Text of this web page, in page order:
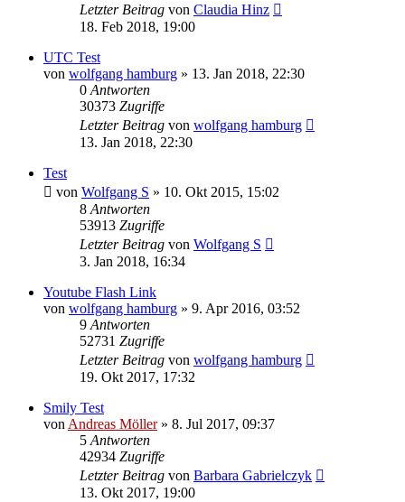
Letzter Beitrag von Claudia Hinz
18. Feb 2018, 19:00
UTC Test
von wolfgang hamburg » 13. Jan 2018, 22:30
0 Antworten
30373 Zugriffe
Letzter Beitrag von wolfgang hamburg
13. Jan 2018, 22:30
Test
von Wolfgang S » 10. Okt 2015, 15:02
8 Antworten
53913 Zugriffe
Letzter Beitrag von Wolfgang S
3. Jan 2018, 16:34
Youtube Flash Link
von wolfgang hamburg » 9. Apr 2016, 03:52
9 Antworten
52731 Zugriffe
Letzter Beitrag von wolfgang hamburg
19. Okt 2017, 17:32
Smily Test
von Andreas Möller» 8. Jul 2017, 09:37
5 Antworten
42934 Zugriffe
Letzter Beitrag von Barbara Gabrielczyk
13. Okt 2017, 19:00